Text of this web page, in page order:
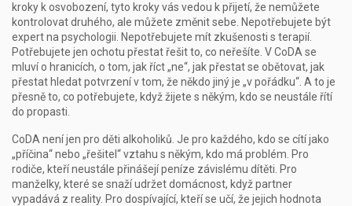
kroky k osvobození, tyto kroky vás vedou k přijetí, že nemůžete
kontrolovat druhého, ale můžete změnit sebe. Nepotřebujete být
expert na psychologii. Nepotřebujete mít zkušenosti s terapií.
Potřebujete jen ochotu přestat řešit to, co neřešíte. V CoDA se
mluví o hranicích, o tom, jak říct „ne“, jak přestat se obětovat, jak
přestat hledat potvrzení v tom, že někdo jiný je „v pořádku“. A to je
přesně to, co potřebujete, když žijete s někým, kdo se neustále řítí
do propasti.
CoDA není jen pro děti alkoholiků. Je pro každého, kdo se cítí jako
„příčina“ nebo „řešitel“ vztahu s někým, kdo má problém. Pro
rodiče, kteří neustále přinášejí peníze závislému dítěti. Pro
manželky, které se snaží udržet domácnost, když partner
vypadává z reality. Pro dospívající, kteří se učí, že jejich hodnota